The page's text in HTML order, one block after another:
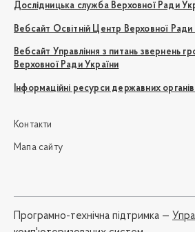
Дослідницька служба Верховної Ради
Вебсайт Освітній Центр Верховної Ради
Вебсайт Управління з питань звернень
Верховної Ради України
Інформаційні ресурси державних
Контакти
Мапа сайту
Програмно-технічна підтримка —